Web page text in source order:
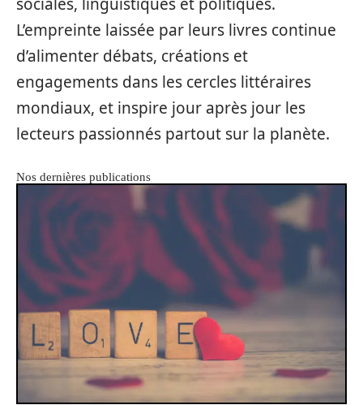
sociales, linguistiques et politiques.
L’empreinte laissée par leurs livres continue
d’alimenter débats, créations et
engagements dans les cercles littéraires
mondiaux, et inspire jour après jour les
lecteurs passionnés partout sur la planète.
Nos dernières publications